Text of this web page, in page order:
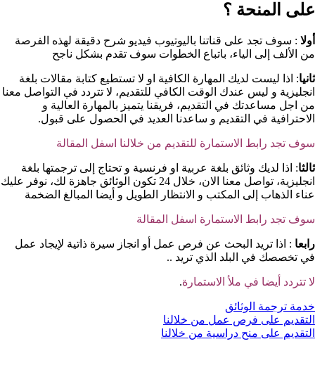
على المنحة ؟​
أولا : سوف تجد على قناتنا باليوتيوب فيديو شرح دقيقة لهذه الفرصة
من الألف إلى الياء، باتباع الخطوات سوف تقدم بشكل ناجح
ثانيا: اذا ليست لديك المهارة الكافية او لا تستطيع كتابة مقالات بلغة
انجليزية و ليس عندك الوقت الكافي للتقديم، لا تتردد في التواصل معنا
من اجل مساعدتك في التقديم، فريقنا يتميز بالمهارة العالية و
الاحترافية في التقديم و ساعدنا العديد في الحصول على قبول.
سوف تجد رابط الاستمارة للتقديم من خلالنا اسفل المقالة
ثالثا: اذا لديك وثائق بلغة عربية او فرنسية و تحتاج إلى ترجمتها بلغة
انجليزية، تواصل معنا الان، خلال 24 تكون الوثائق جاهزة لك، نوفر عليك
عناء الذهاب إلى المكتب و الانتظار الطويل و أيضا المبالغ الضخمة
سوف تجد رابط الاستمارة اسفل المقالة
رابعا : اذا تريد البحث عن فرص عمل أو انجاز سيرة ذاتية لإيجاد عمل
في تخصصك في البلد الذي تريد ..
لا تتردد أيضا في ملأ الاستمارة.
خدمة ترجمة الوثائق
التقديم على فرص عمل من خلالنا
التقديم على منح دراسية من خلالنا